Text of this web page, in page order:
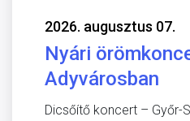
2026. augusztus 07.
Nyári
Adyvárosban
Dicsőítő koncert – Győr-